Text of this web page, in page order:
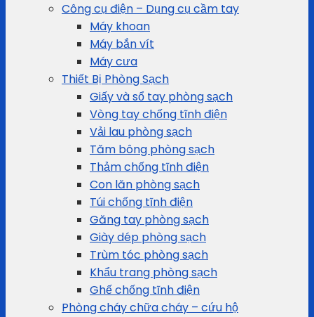
Công cụ điện – Dụng cụ cầm tay
Máy khoan
Máy bắn vít
Máy cưa
Thiết Bị Phòng Sạch
Giấy và sổ tay phòng sạch
Vòng tay chống tĩnh điện
Vải lau phòng sạch
Tăm bông phòng sạch
Thảm chống tĩnh điện
Con lăn phòng sạch
Túi chống tĩnh điện
Găng tay phòng sạch
Giày dép phòng sạch
Trùm tóc phòng sạch
Khẩu trang phòng sạch
Ghế chống tĩnh điện
Phòng cháy chữa cháy – cứu hộ